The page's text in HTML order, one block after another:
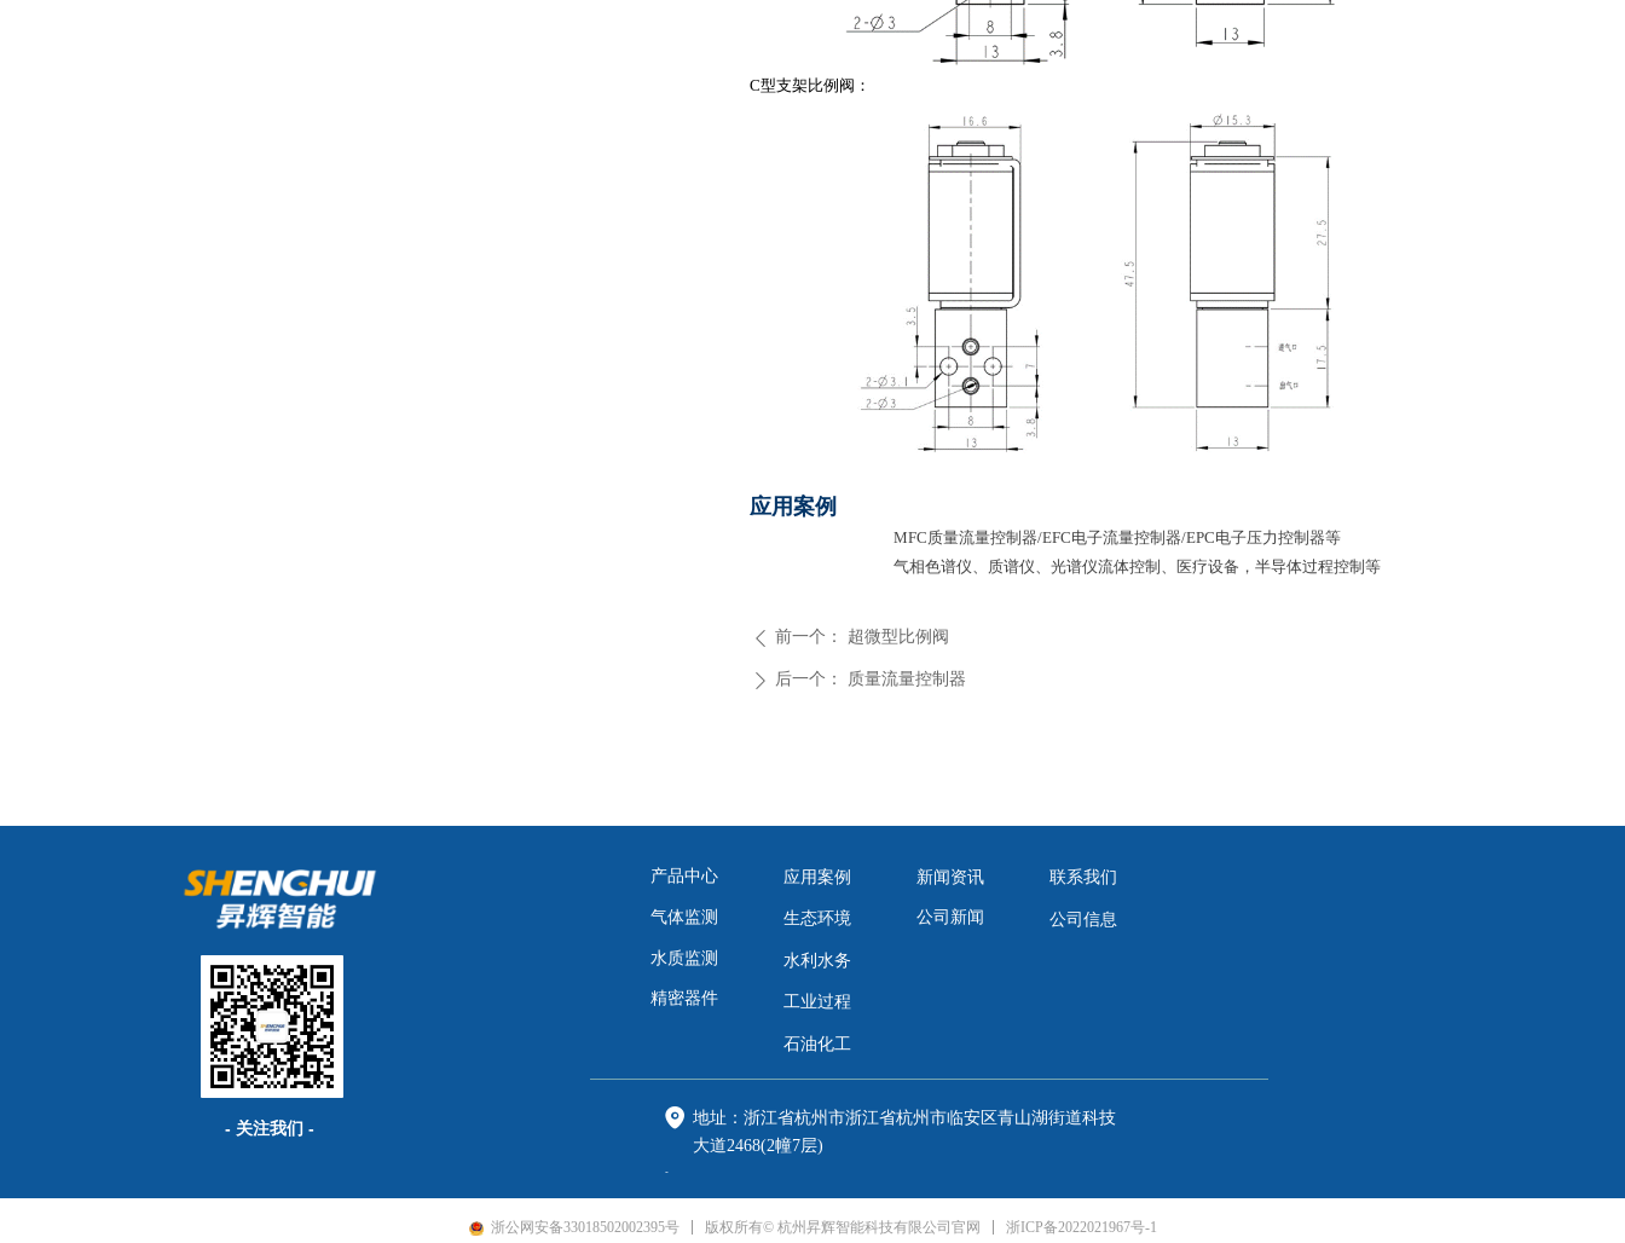
C型支架比例阀：
应用案例
MFC 质量流量控制器/EFC电子流量控制器/EPC电子压力控制器等
气相色谱仪、质谱仪、光谱仪流体控制、医疗设备，半导体过程控制等
ꄴ 前一个： 超微型比例阀
ꄲ 后一个： 质量流量控制器
- 关注我们 -
产品中心
气体监测
水质监测
精密器件
应用案例
生态环境
水利水务
工业过程
石油化工
联系我们
公司信息
新闻资讯
公司新闻
地址： 浙江省杭州市浙江省杭州市临安区青山湖街道科技
大道2468(2幢7层)
邮箱：shenghui@fpi-inc.com
浙公网安备33018502002395号 版权所有© 杭州昇辉智能科技有限公司官网 浙ICP备2022021967号-1